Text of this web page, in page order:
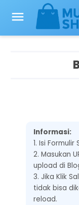
Informasi:
1. Isi
2. Masukan
upload di
3. Jika Klik
tidak bisa
reload.